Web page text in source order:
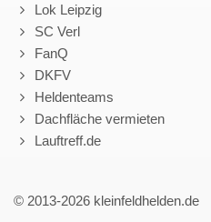
Lok Leipzig
SC Verl
FanQ
DKFV
Heldenteams
Dachfläche vermieten
Lauftreff.de
© 2013-2026 kleinfeldhelden.de